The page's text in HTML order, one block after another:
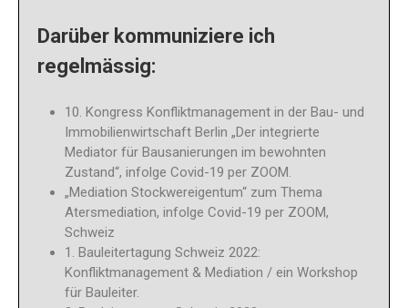
Darüber kommuniziere ich
regelmässig:
10. Kongress Konfliktmanagement in der Bau- und
Immobilienwirtschaft Berlin „Der integrierte
Mediator für Bausanierungen im bewohnten
Zustand“, infolge Covid-19 per ZOOM.
„Mediation Stockwereigentum“ zum Thema
Atersmediation, infolge Covid-19 per ZOOM,
Schweiz
1. Bauleitertagung Schweiz 2022:
Konfliktmanagement & Mediation / ein Workshop
für Bauleiter.